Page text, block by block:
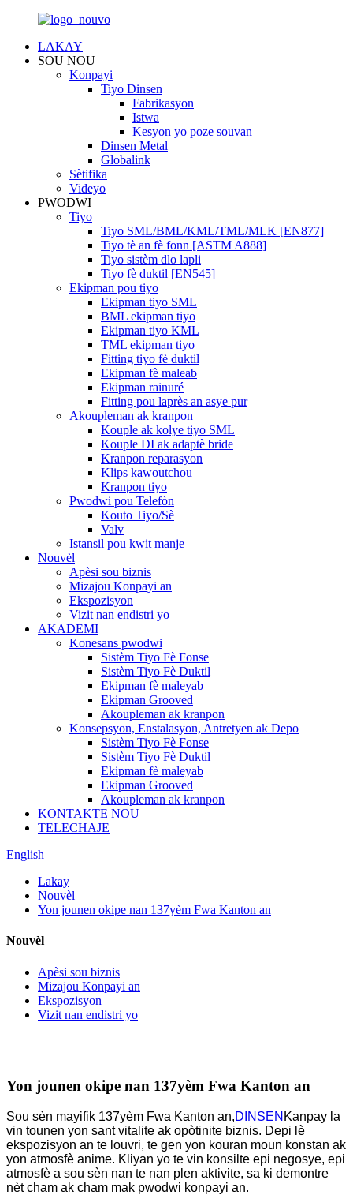
LAKAY
SOU NOU
Konpayi
Tiyo Dinsen
Fabrikasyon
Istwa
Kesyon yo poze souvan
Dinsen Metal
Globalink
Sètifika
Videyo
PWODWI
Tiyo
Tiyo SML/BML/KML/TML/MLK [EN877]
Tiyo tè an fè fonn [ASTM A888]
Tiyo sistèm dlo lapli
Tiyo fè duktil [EN545]
Ekipman pou tiyo
Ekipman tiyo SML
BML ekipman tiyo
Ekipman tiyo KML
TML ekipman tiyo
Fitting tiyo fè duktil
Ekipman fè maleab
Ekipman rainuré
Fitting pou laprès an asye pur
Akoupleman ak kranpon
Kouple ak kolye tiyo SML
Kouple DI ak adaptè bride
Kranpon reparasyon
Klips kawoutchou
Kranpon tiyo
Pwodwi pou Telefòn
Kouto Tiyo/Sè
Valv
Istansil pou kwit manje
Nouvèl
Apèsi sou biznis
Mizajou Konpayi an
Ekspozisyon
Vizit nan endistri yo
AKADEMI
Konesans pwodwi
Sistèm Tiyo Fè Fonse
Sistèm Tiyo Fè Duktil
Ekipman fè maleyab
Ekipman Grooved
Akoupleman ak kranpon
Konsepsyon, Enstalasyon, Antretyen ak Depo
Sistèm Tiyo Fè Fonse
Sistèm Tiyo Fè Duktil
Ekipman fè maleyab
Ekipman Grooved
Akoupleman ak kranpon
KONTAKTE NOU
TELECHAJE
English
Lakay
Nouvèl
Yon jounen okipe nan 137yèm Fwa Kanton an
Nouvèl
Apèsi sou biznis
Mizajou Konpayi an
Ekspozisyon
Vizit nan endistri yo
Yon jounen okipe nan 137yèm Fwa Kanton an
Sou sèn mayifik 137yèm Fwa Kanton an,DINSEN Kanpay la
vin tounen yon sant vitalite ak opòtinite biznis. Depi lè
ekspozisyon an te louvri, te gen yon kouran moun konstan ak
yon atmosfè anime. Kliyan yo te vin konsilte epi negosye, epi
atmosfè a sou sèn nan te nan plen aktivite, sa ki demontre
nèt cham ak cham mak pwodwi konpayi an.